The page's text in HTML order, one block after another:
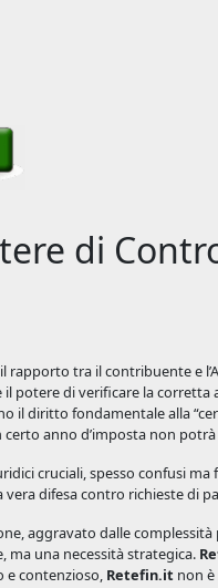
di
tra il contribuente e
il potere di verificare la
il diritto fondamentale alla
anno d’imposta non
cruciali, spesso confusi
vera difesa contro richieste di
aggravato dalle
ma una necessità strategica.
e contenzioso, Retefin.it non